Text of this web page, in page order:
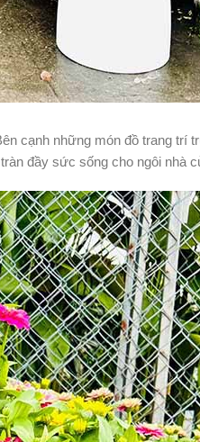
cạnh những món đồ trang trí
đầy sức sống cho ngôi nhà